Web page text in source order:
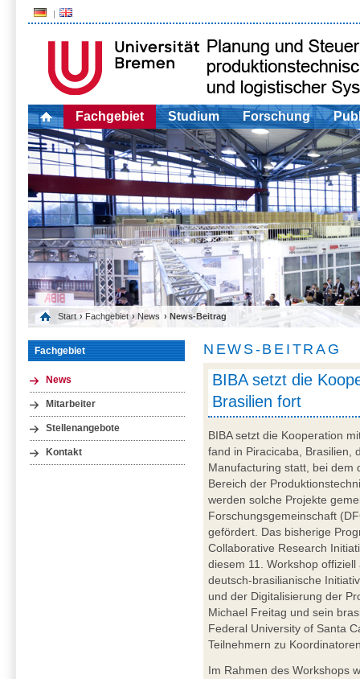
Fachgebiet Studium Forschung
Start › Fachgebiet › News › News-Beitrag
Fachgebiet
News
Mitarbeiter
Stellenangebote
Kontakt
NEWS-BEITRAG
BIBA setzt die
Brasilien fort
BIBA setzt die Kooperation
fand in Piracicaba, Brasilien,
Manufacturing statt, bei dem
Bereich der
werden solche Projekte
Forschungsgemeinschaft
gefördert. Das bisherige
Collaborative Research
diesem 11. Workshop
deutsch-brasilianische
und der Digitalisierung der
Michael Freitag und sein
Federal University of Santa
Teilnehmern zu
Im Rahmen des Workshops